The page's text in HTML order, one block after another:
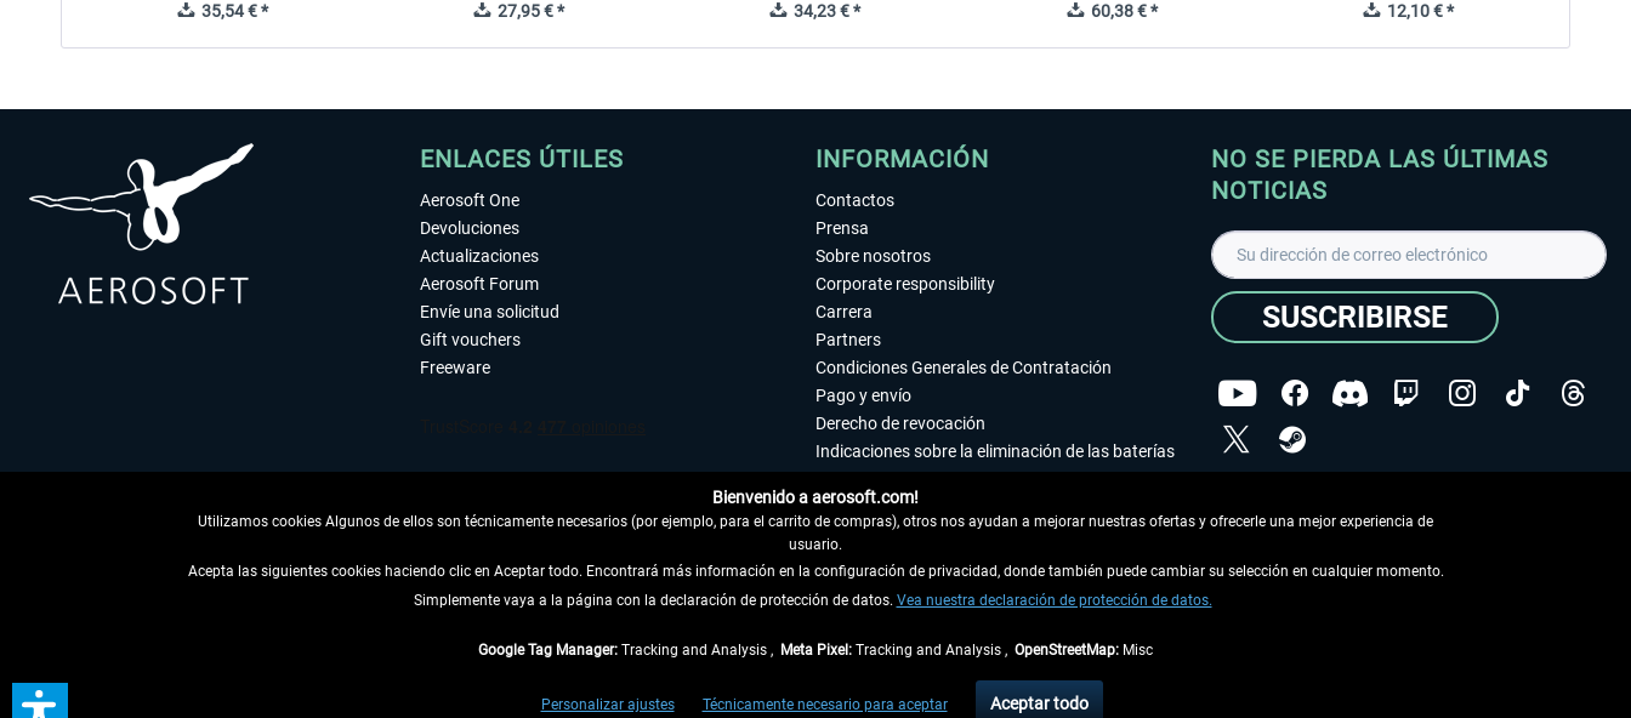
35,54 € * 27,95 € * 34,23 € * 60,38 € * 12,10 € *
ENLACES ÚTILES
Aerosoft One
Devoluciones
Actualizaciones
Aerosoft Forum
Envíe una solicitud
Gift vouchers
Freeware
DESISTIR DEL CONTRATO
INFORMACIÓN
Contactos
Prensa
Sobre nosotros
Corporate responsibility
Carrera
Partners
Condiciones Generales de Contratación
Pago y envío
Derecho de revocación
Indicaciones sobre la eliminación de las baterías
Accesibilidad
Aviso legal
NO SE PIERDA LAS ÚLTIMAS
NOTICIAS
SUSCRIBIRSE
Copyright © Aerosoft GmbH - Todos los derechos
así como las posibles tasas de recepción si no se describe lo contrario
** De aplicación a envíos dentro de Alemania. Los plazos de envío para los demás países se pueden consultar en la
Bienvenido a aerosoft.com!
Utilizamos cookies Algunos de ellos son técnicamente necesarios (por ejemplo, para el carrito de compras), otros nos ayudan a mejorar nuestras ofertas y ofrecerle una mejor experiencia de
usuario.
Acepta las siguientes cookies haciendo clic en Aceptar todo. Encontrará más información en la configuración de privacidad, donde también puede cambiar su selección en cualquier momento.
Simplemente vaya a la página con la declaración de protección de datos. Vea nuestra declaración de protección de datos.
Google Tag Manager: Tracking and Analysis , Meta Pixel: Tracking and Analysis , OpenStreetMap: Misc
Personalizar ajustes Técnicamente necesario para aceptar Aceptar todo